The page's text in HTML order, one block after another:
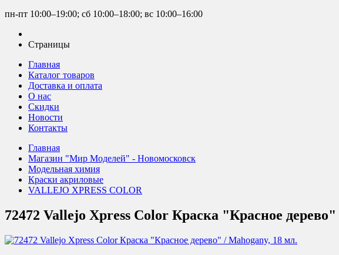
пн-пт 10:00–19:00; сб 10:00–18:00; вс 10:00–16:00
Страницы
Главная
Каталог товаров
Доставка и оплата
О нас
Скидки
Новости
Контакты
Главная
Магазин "Мир Моделей" - Новомосковск
Модельная химия
Краски акриловые
VALLEJO XPRESS COLOR
72472 Vallejo Xpress Color Краска "Красное